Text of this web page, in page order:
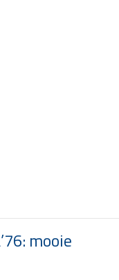
mooie